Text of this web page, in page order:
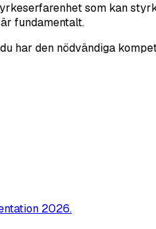
som kan
fundamentalt.
har den nödvändiga
2026.